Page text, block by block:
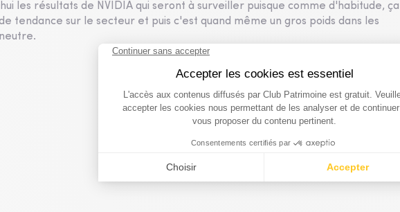
les résultats de NVIDIA qui seront à surveiller puisque comme d'habitude, ça
tendance sur le secteur et puis c'est quand même un gros poids dans les